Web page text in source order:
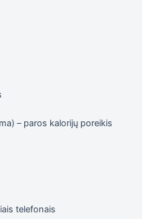
– paros kalorijų poreikis
telefonais